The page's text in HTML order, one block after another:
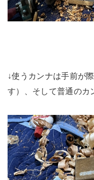
↓使うカンナは手前が
す）、そして普通のカ